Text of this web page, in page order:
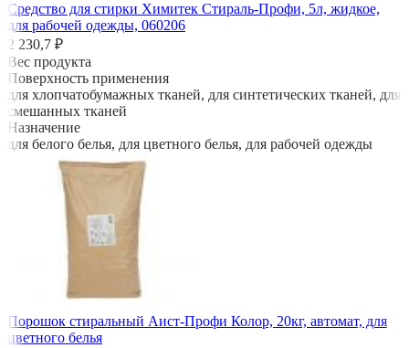
Средство для стирки Химитек Стираль-Профи, 5л, жидкое,
для рабочей одежды, 060206
2 230,7 ₽
Вес продукта
Поверхность применения
для хлопчатобумажных тканей, для синтетических тканей, для
смешанных тканей
Назначение
для белого белья, для цветного белья, для рабочей одежды
Порошок стиральный Аист-Профи Колор, 20кг, автомат, для
цветного белья